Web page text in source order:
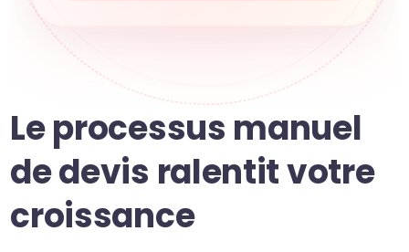
Le processus manuel
de devis ralentit votre
croissance